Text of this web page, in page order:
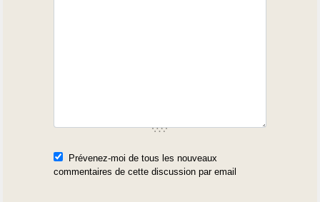
Prévenez-moi de tous les nouveaux
commentaires de cette discussion par email